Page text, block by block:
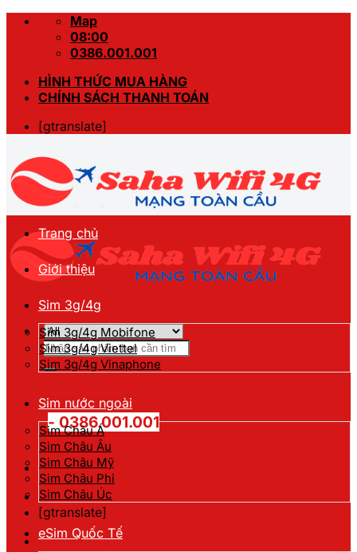
Skip
Map
08:00
0386.001.001
HÌNH THỨC MUA HÀNG
CHÍNH SÁCH THANH TOÁN
[gtranslate]
Tìm
kiếm:
Hotline đặt hàng
- 0386.001.001
[gtranslate]
Trang chủ
Giới thiệu
Sim 3g/4g
Sim 3g/4g Mobifone
Sim 3g/4g Viettel
Sim 3g/4g Vinaphone
Sim nước ngoài
Sim Châu Á
Sim Châu Âu
Sim Châu Mỹ
Sim Châu Phi
Sim Châu Úc
eSim Quốc Tế